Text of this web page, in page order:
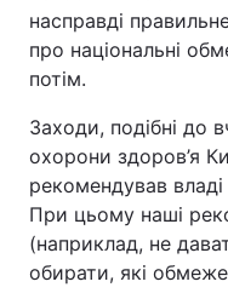
Лонгріди
Відео з Youtube
Інтерв'ю
Архів
Контакти
насправді
про національні
потім.
Заходи, подібні до
охорони здоров’я
рекомендував
При цьому наші
(наприклад, не
обирати, які